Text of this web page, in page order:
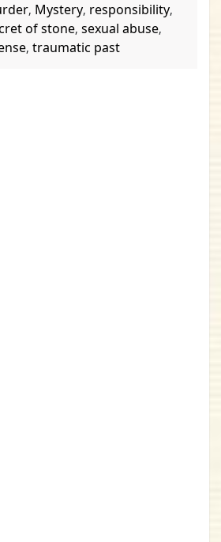
, Mystery, responsibility,
of stone, sexual abuse,
, traumatic past